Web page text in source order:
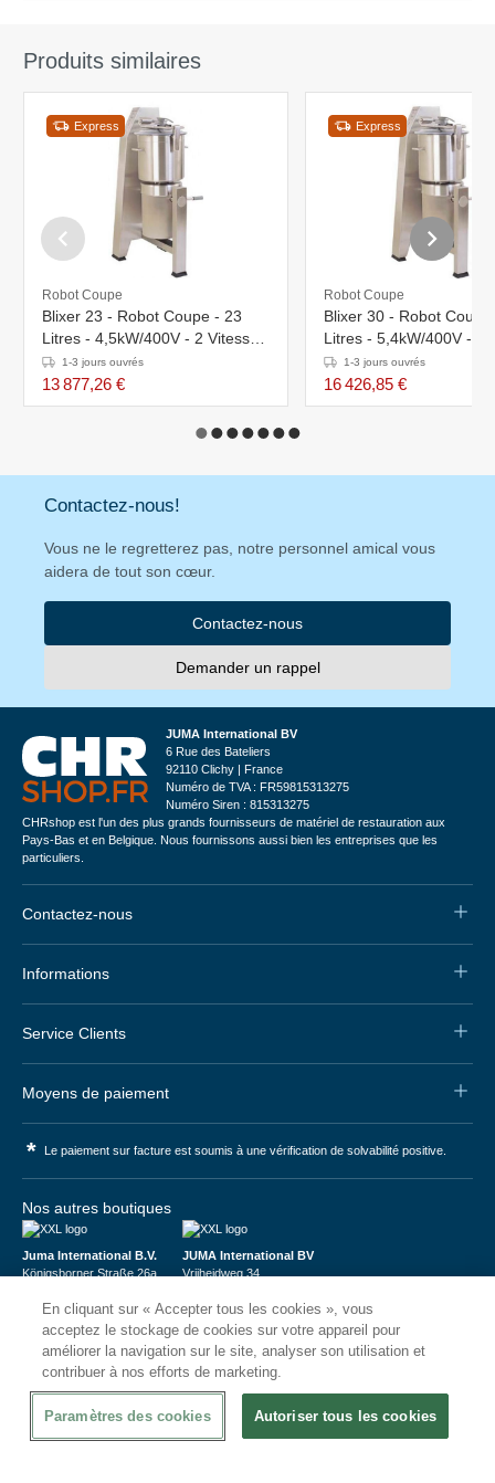
Produits similaires
Express
Robot Coupe
Blixer 23 - Robot Coupe - 23
Litres - 4,5kW/400V - 2 Vitesses
: 1500 & 3000 tr/mn
1-3 jours ouvrés
13 877,26 €
Express
Robot Coupe
Blixer 30 - Robot
Litres - 5,4kW/400V - 2
: 1500 & 3000 tr/mn
1-3 jours ouvrés
16 426,85 €
Contactez-nous!
Vous ne le regretterez pas, notre personnel amical vous
aidera de tout son cœur.
Contactez-nous
Demander un rappel
JUMA International BV
6 Rue des Bateliers
92110 Clichy | France
Numéro de TVA : FR59815313275
Numéro Siren : 815313275
CHRshop est l'un des plus grands fournisseurs de matériel de restauration aux
Pays-Bas et en Belgique. Nous fournissons aussi bien les entreprises que les
particuliers.
Contactez-nous
Informations
Service Clients
Moyens de paiement
* Le paiement sur facture est soumis à une vérification de solvabilité positive.
Nos autres boutiques
Juma International B.V.
Königsborner Straße 26a
USt-ID: DE321159873
Handelsregister: 58573909
JUMA International BV
Vrijheidweg 34
BTW: NL853095048B01
K.V.K.: 58573909
En cliquant sur « Accepter tous les cookies », vous
acceptez le stockage de cookies sur votre appareil pour
améliorer la navigation sur le site, analyser son utilisation et
contribuer à nos efforts de marketing.
Paramètres des cookies Autoriser tous les cookies